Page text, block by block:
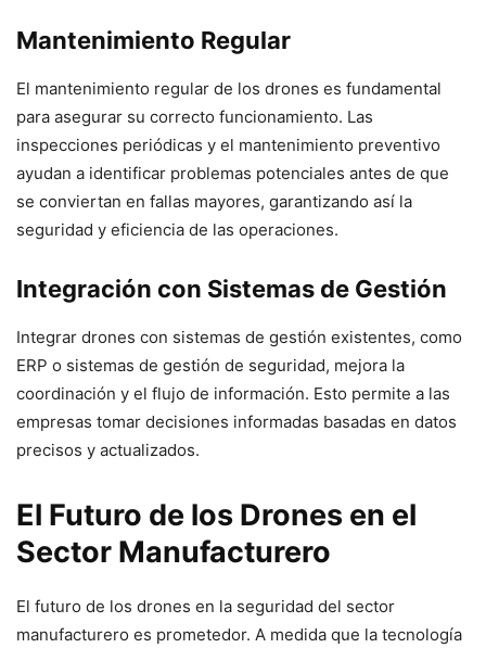
Mantenimiento Regular
El mantenimiento regular de los drones es fundamental
para asegurar su correcto funcionamiento. Las
inspecciones periódicas y el mantenimiento preventivo
ayudan a identificar problemas potenciales antes de que
se conviertan en fallas mayores, garantizando así la
seguridad y eficiencia de las operaciones.
Integración con Sistemas de Gestión
Integrar drones con sistemas de gestión existentes, como
ERP o sistemas de gestión de seguridad, mejora la
coordinación y el flujo de información. Esto permite a las
empresas tomar decisiones informadas basadas en datos
precisos y actualizados.
El Futuro de los Drones en el
Sector Manufacturero
El futuro de los drones en la seguridad del sector
manufacturero es prometedor. A medida que la tecnología